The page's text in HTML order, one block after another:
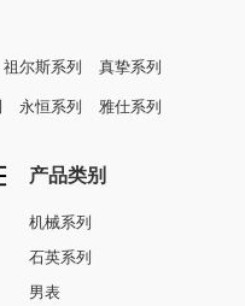
祖尔斯系列 真挚系列
永恒系列 雅仕系列
产品类别
机械系列
石英系列
男表